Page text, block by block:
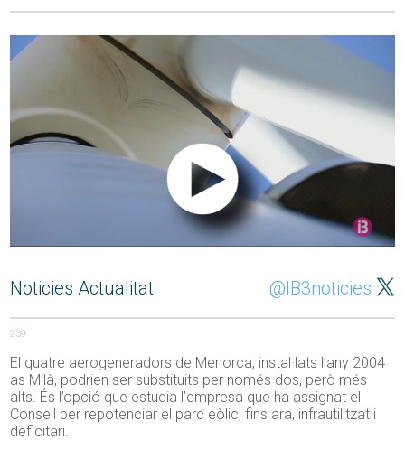
Noticies Actualitat @IB3noticies
239
El quatre aerogeneradors de Menorca, instal·lats l’any 2004
as Milà, podrien ser substituits per només dos, però més
alts. És l’opció que estudia l’empresa que ha assignat el
Consell per repotenciar el parc eòlic, fins ara, infrautilitzat i
deficitari.